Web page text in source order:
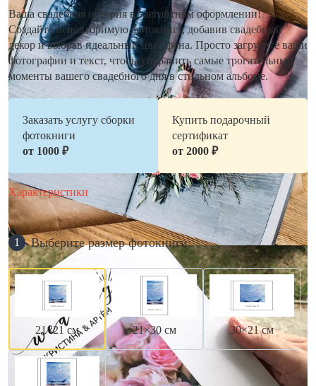
Ваша свадебная история в элегантном оформлении!
Создайте неповторимую фотокнигу, добавив свадебный
декор и выбрав идеальный цвет фона. Просто загрузите ваши
фотографии и текст, чтобы сохранить самые трогательные
моменты вашего свадебного дня в стильном альбоме.
Заказать услугу сборки
фотокниги
от 1000 ₽
Купить подарочный
сертификат
от 2000 ₽
Характеристики
1 Выберите размер фотокниги
21×21 см 21×30 см 30×21 см